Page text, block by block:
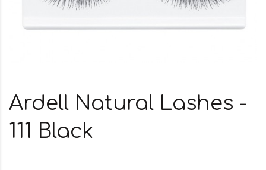
Ardell Natural Lashes -
111 Black